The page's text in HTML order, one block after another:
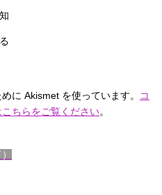
に Akismet を使っています。
コ
ちらをご覧ください。